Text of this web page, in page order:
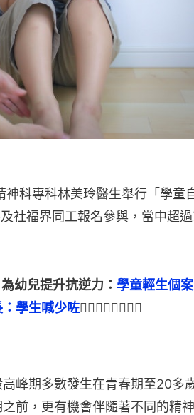
科專科林美玲醫生舉行「學童
社福界同工報名參與，當中超
為幼兒提升抗逆力： 學童輕生個案
學生喊少咗👈🏻👈🏻👈🏻👈🏻
峰期多數發生在青春期至20多
前，更有機會伴隨著不同的精